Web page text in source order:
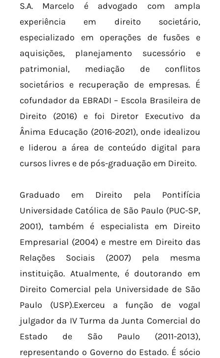
S.A. Marcelo é advogado com ampla
experiência em direito societário,
especializado em operações de fusões e
aquisições, planejamento sucessório e
patrimonial, mediação de conflitos
societários e recuperação de empresas. É
cofundador da EBRADI – Escola Brasileira de
Direito (2016) e foi Diretor Executivo da
Ânima Educação (2016-2021), onde idealizou
e liderou a área de conteúdo digital para
cursos livres e de pós-graduação em Direito.
Graduado em Direito pela Pontifícia
Universidade Católica de São Paulo (PUC-SP,
2001), também é especialista em Direito
Empresarial (2004) e mestre em Direito das
Relações Sociais (2007) pela mesma
instituição. Atualmente, é doutorando em
Direito Comercial pela Universidade de São
Paulo (USP).Exerceu a função de vogal
julgador da IV Turma da Junta Comercial do
Estado de São Paulo (2011-2013),
representando o Governo do Estado. É sócio